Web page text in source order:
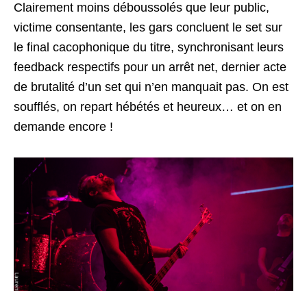
Clairement moins déboussolés que leur public,
victime consentante, les gars concluent le set sur
le final cacophonique du titre, synchronisant leurs
feedback respectifs pour un arrêt net, dernier acte
de brutalité d’un set qui n’en manquait pas. On est
soufflés, on repart hébétés et heureux… et on en
demande encore !